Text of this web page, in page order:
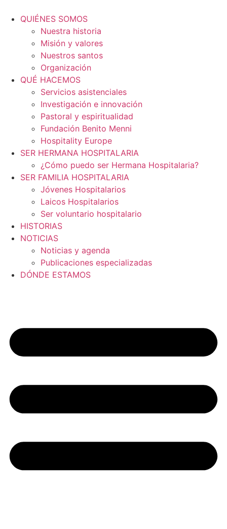
QUIÉNES SOMOS
Nuestra historia
Misión y valores
Nuestros santos
Organización
QUÉ HACEMOS
Servicios asistenciales
Investigación e innovación
Pastoral y espiritualidad
Fundación Benito Menni
Hospitality Europe
SER HERMANA HOSPITALARIA
¿Cómo puedo ser Hermana Hospitalaria?
SER FAMILIA HOSPITALARIA
Jóvenes Hospitalarios
Laicos Hospitalarios
Ser voluntario hospitalario
HISTORIAS
NOTICIAS
Noticias y agenda
Publicaciones especializadas
DÓNDE ESTAMOS